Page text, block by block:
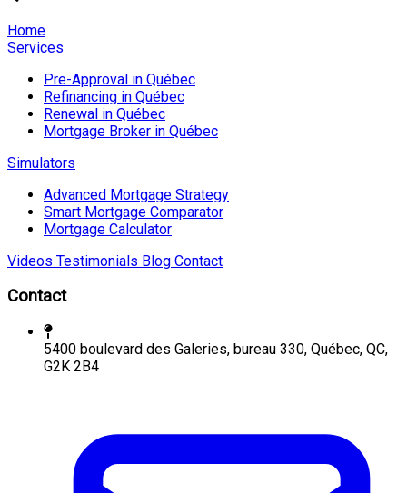
Home
Services
Pre-Approval in Québec
Refinancing in Québec
Renewal in Québec
Mortgage Broker in Québec
Simulators
Advanced Mortgage Strategy
Smart Mortgage Comparator
Mortgage Calculator
Videos Testimonials Blog Contact
Contact
5400 boulevard des Galeries, bureau 330, Québec, QC,
G2K 2B4